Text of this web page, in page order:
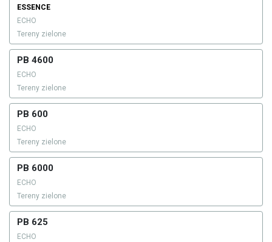
ESSENCE
ECHO
Tereny zielone
PB 4600
ECHO
Tereny zielone
PB 600
ECHO
Tereny zielone
PB 6000
ECHO
Tereny zielone
PB 625
ECHO